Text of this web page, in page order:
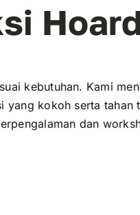
kebutuhan. Kami
yang kokoh serta tahan
dan